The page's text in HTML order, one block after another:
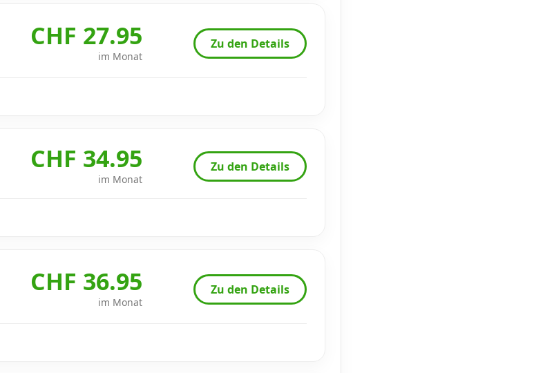
CHF 27.95
im Monat
Zu den Details
CHF 34.95
im Monat
Zu den Details
CHF 36.95
im Monat
Zu den Details